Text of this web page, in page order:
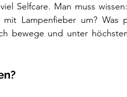
Selfcare. Man muss
Lampenfieber um? Was
bewege und unter